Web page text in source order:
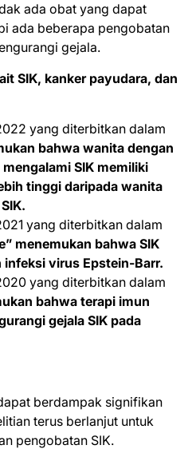
ada obat yang dapat
ada beberapa pengobatan
gejala.
SIK, kanker payudara, dan
yang diterbitkan dalam
bahwa wanita dengan
SIK memiliki
tinggi daripada wanita
yang diterbitkan dalam
menemukan bahwa SIK
virus Epstein-Barr.
yang diterbitkan dalam
bahwa terapi imun
gejala SIK pada
berdampak signifikan
terus berlanjut untuk
pengobatan SIK.